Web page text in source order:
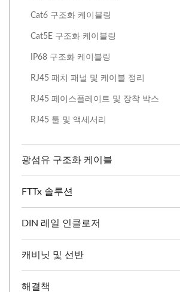
Cat6 구조화 케이블링
Cat5E 구조화 케이블링
IP68 구조화 ​​케이블링
RJ45 패치 패널 및 케이블 정리
RJ45 페이스플레이트 및 장착 박스
RJ45 툴 및 액세서리
광섬유 구조화 케이블
FTTx 솔루션
DIN 레일 인클로저
캐비닛 및 선반
해결책